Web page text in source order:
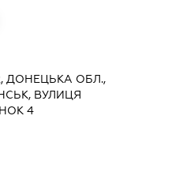
ДОНЕЦЬКА ОБЛ.,
ВУЛИЦЯ
4